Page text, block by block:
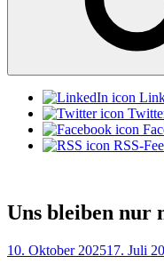
RSS-
Uns bleiben nur
Veröffentlicht
10. Oktober 202517. Juli